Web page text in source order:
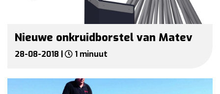
Nieuwe onkruidborstel van Matev
28-08-2018 | 1 minuut